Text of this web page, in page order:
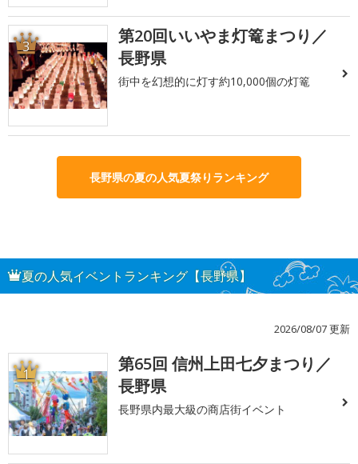
3
第20回いいやま灯篭まつり／
長野県
街中を幻想的に灯す約10,000個の灯篭
長野県の夏の人気夏祭りランキング
夏の人気イベントランキング【長野県】
2026/08/07 更新
1
第65回 信州上田七夕まつり／
長野県
長野県内最大級の商店街イベント